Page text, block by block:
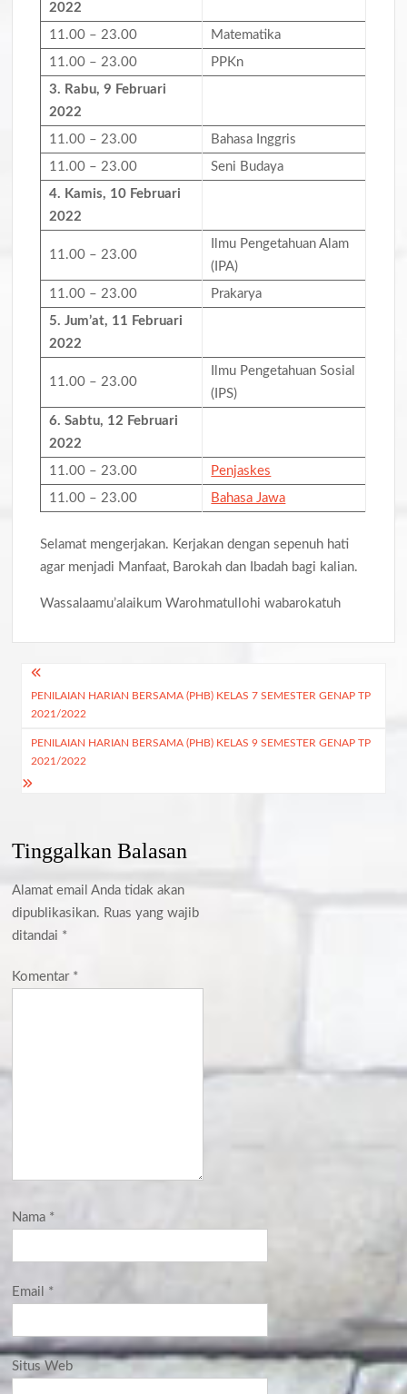
2022
11.00 – 23.00
Matematika
11.00 – 23.00
PPKn
3. Rabu,9 Februari
2022
11.00 – 23.00
Bahasa Inggris
11.00 – 23.00
Seni Budaya
4. Kamis, 10 Februari
2022
11.00 – 23.00
Ilmu Pengetahuan Alam
(IPA)
11.00 – 23.00
Prakarya
5. Jum’at, 11 Februari
2022
11.00 – 23.00
Ilmu Pengetahuan Sosial
(IPS)
6. Sabtu, 12 Februari
2022
11.00 – 23.00
Penjaskes
11.00 – 23.00
Bahasa Jawa
Selamat mengerjakan. Kerjakan dengan sepenuh hati
agar menjadi Manfaat, Barokah dan Ibadah bagi kalian.
Wassalaamu’alaikum Warohmatullohi wabarokatuh
Navigasi
pos
PENILAIAN HARIAN BERSAMA (PHB) KELAS 7 SEMESTER GENAP TP
2021/2022
PENILAIAN HARIAN BERSAMA (PHB) KELAS 9 SEMESTER GENAP TP
2021/2022
Tinggalkan Balasan
Alamat email Anda tidak akan
dipublikasikan. Ruas yang wajib
ditandai *
Komentar *
Nama *
Email *
Situs Web